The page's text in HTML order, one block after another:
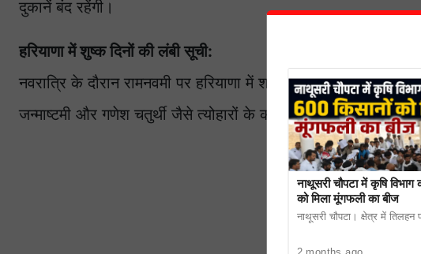
दुकानें बंद रहेंगी।
हरियाणा में शुष्क दिनों की लंबी सूची:
नवरात्रि के दौरान रामनवमी पर हरियाणा में शराब की दुकानें बंद
जन्माष्टमी और गणेश चतुर्थी जैसे त्योहारों के कारण शराब की दुकानें चार
नाथूसरी चौपटा में कृषि
को मिला मूंगफली का बीज
नाथूसरी चौपटा। क्षेत्र में